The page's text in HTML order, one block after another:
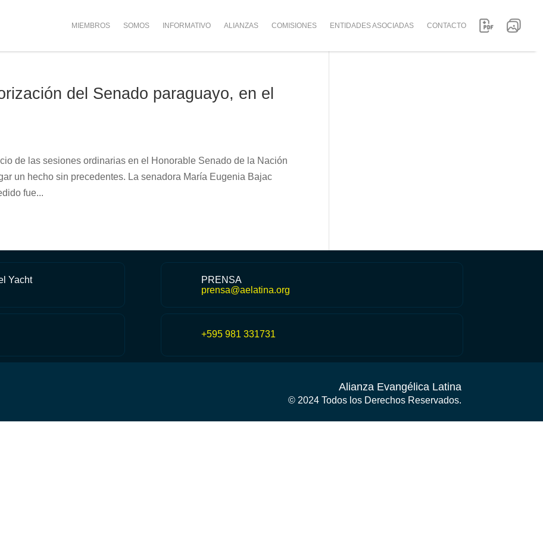
MIEMBROS SOMOS INFORMATIVO ALIANZAS COMISIONES ENTIDADES ASOCIADAS CONTACTO
del Senado paraguayo, en el
de las sesiones ordinarias en el Honorable Senado de la Nación
un hecho sin precedentes. La senadora María Eugenia Bajac
fue...
Yacht
PRENSA
prensa@aelatina.org
+595 981 331731
Alianza Evangélica Latina
© 2024 Todos los Derechos Reservados.